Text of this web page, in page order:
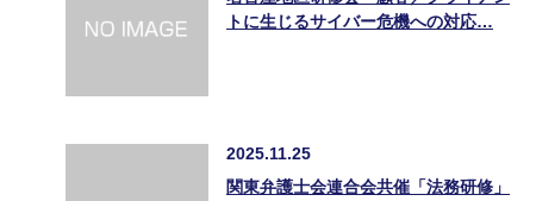
トに生じるサイバー危機への対応…
2025.11.25
関東弁護士会連合会共催「法務研修」